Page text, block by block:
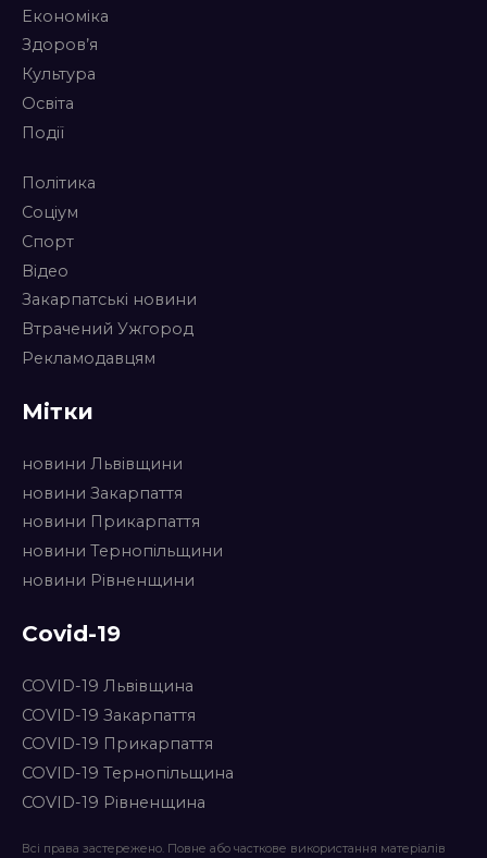
Економіка
Здоров’я
Культура
Освіта
Події
Політика
Соціум
Спорт
Відео
Закарпатські новини
Втрачений Ужгород
Рекламодавцям
Мітки
новини Львівщини
новини Закарпаття
новини Прикарпаття
новини Тернопільщини
новини Рівненщини
Covid-19
COVID-19 Львівщина
COVID-19 Закарпаття
COVID-19 Прикарпаття
COVID-19 Тернопільщина
COVID-19 Рівненщина
Всі права застережено. Повне або часткове використання матеріалів